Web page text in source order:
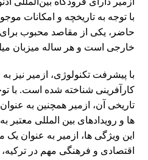
با توجه به تاریخچه و امکانات
حاضر، یکی از مقاصد محبوب
خارجی است و هر ساله میزبان
با پیشرفت تکنولوژی، ازمیر نیز
کارآفرینی شناخته شده است. با
تاریخی آن، ازمیر همچنین به
ها و رویدادهای بین المللی معتبر
این ویژگی ها، ازمیر به عنوان
اقتصادی و فرهنگی مهم در